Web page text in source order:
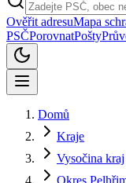
Ověřit adresuMapa
PSČPorovnatPošty
Domů
Kraje
Vysočina kraj
Okres